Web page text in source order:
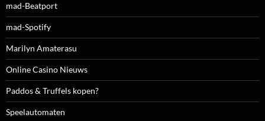
mad-Beatport
mad-Spotify
Marilyn Amaterasu
Online Casino Nieuws
Paddos & Truffels kopen?
Speelautomaten